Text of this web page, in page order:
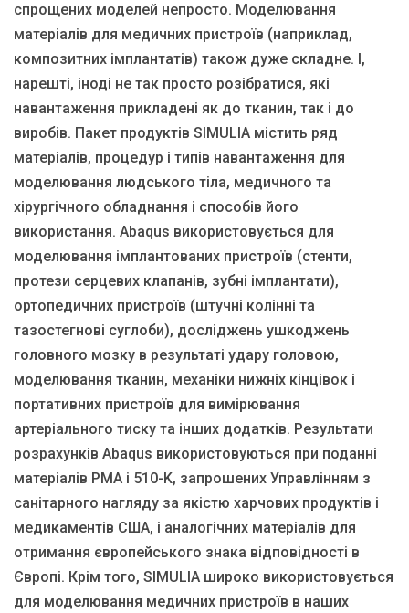
спрощених моделей непросто. Моделювання
матеріалів для медичних пристроїв (наприклад,
композитних імплантатів) також дуже складне. І,
нарешті, іноді не так просто розібратися, які
навантаження прикладені як до тканин, так і до
виробів. Пакет продуктів SIMULIA містить ряд
матеріалів, процедур і типів навантаження для
моделювання людського тіла, медичного та
хірургічного обладнання і способів його
використання. Abaqus використовується для
моделювання імплантованих пристроїв (стенти,
протези серцевих клапанів, зубні імплантати),
ортопедичних пристроїв (штучні колінні та
тазостегнові суглоби), досліджень ушкоджень
головного мозку в результаті удару головою,
моделювання тканин, механіки нижніх кінцівок і
портативних пристроїв для вимірювання
артеріального тиску та інших додатків. Результати
розрахунків Abaqus використовуються при поданні
матеріалів PMA і 510-K, запрошених Управлінням з
санітарного нагляду за якістю харчових продуктів і
медикаментів США, і аналогічних матеріалів для
отримання європейського знака відповідності в
Європі. Крім того, SIMULIA широко використовується
для моделювання медичних пристроїв в наших